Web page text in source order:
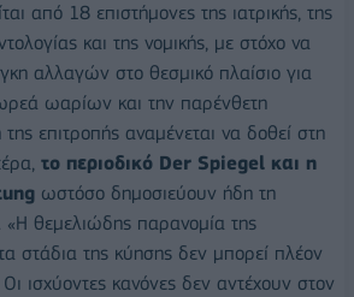
από 18 επιστήμονες της ιατρικής, της
και της νομικής, με στόχο να
αλλαγών στο θεσμικό πλαίσιο για
ωαρίων και την παρένθετη
επιτροπής αναμένεται να δοθεί στη
το περιοδικό Der Spiegel και η
ωστόσο δημοσιεύουν ήδη τη
«Η θεμελιώδης παρανομία της
στάδια της κύησης δεν μπορεί πλέον
ισχύοντες κανόνες δεν αντέχουν στον